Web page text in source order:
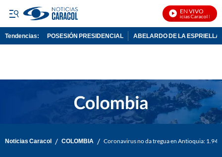
EN VIVO
Noticias Caracol En
Tendencias: POSESIÓN PRESIDENCIAL ABELARDO DE LA ESPRIELLA
Noticias Caracol / COLOMBIA / Coronavirus no da tregua en Antioquia: